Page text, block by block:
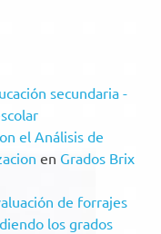
secundaria -
el Análisis de
en Grados Brix
de forrajes
los grados